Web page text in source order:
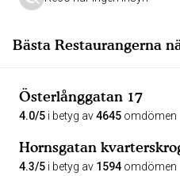
Bästa Restaurangerna
Österlånggatan 17
4.0/5 i betyg av4645 omdömen
Hornsgatan
4.3/5 i betyg av 1594 omdömen